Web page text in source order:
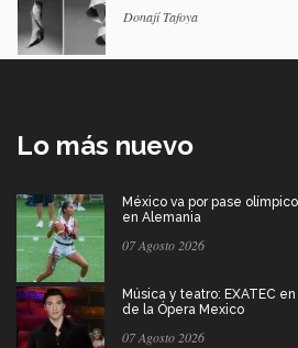
Donají Tafoya
Lo más nuevo
México va por pase
en Alemania
07 Agosto 2026
Música y teatro: EXATEC
de la Ópera Mexico
07 Agosto 2026